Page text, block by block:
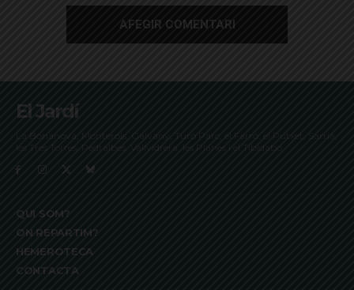
El Jardí
La Bonanova, Monterols, Galvany, Turó Parc, el Farró, el Putxet, Sarrià,
les Tres Torres, Pedralbes, Vallvidrera, les Planes i el Tibidabo
QUI SOM?
ON REPARTIM?
HEMEROTECA
CONTACTA